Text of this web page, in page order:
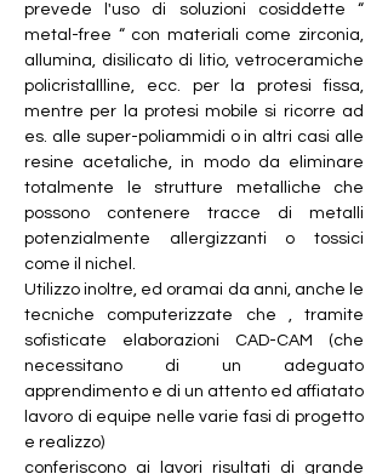
prevede l'uso di soluzioni cosiddette “
metal-free “ con materiali come zirconia,
allumina, disilicato di litio, vetroceramiche
policristallline, ecc. per la protesi fissa,
mentre per la protesi mobile si ricorre ad
es. alle super-poliammidi o in altri casi alle
resine acetaliche, in modo da eliminare
totalmente le strutture metalliche che
possono contenere tracce di metalli
potenzialmente allergizzanti o tossici
come il nichel.
Utilizzo inoltre, ed oramai da anni, anche le
tecniche computerizzate che , tramite
sofisticate elaborazioni CAD-CAM (che
necessitano di un adeguato
apprendimento e di un attento ed affiatato
lavoro di equipe nelle varie fasi di progetto
e realizzo)
conferiscono ai lavori risultati di grande